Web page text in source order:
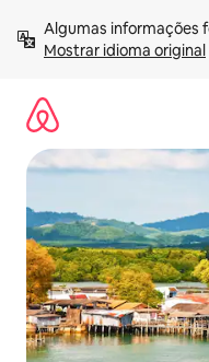
para
Mostrar idioma original